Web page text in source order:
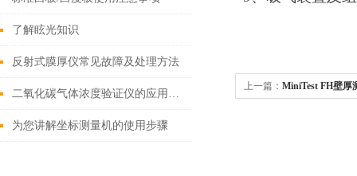
了解眩光知识
反射式膜厚仪常见故障及处理方法
二氧化碳气体浓度验证仪的应用与意义
为您讲解坐标测量机的使用步骤
上一篇： MiniTest FH壁厚